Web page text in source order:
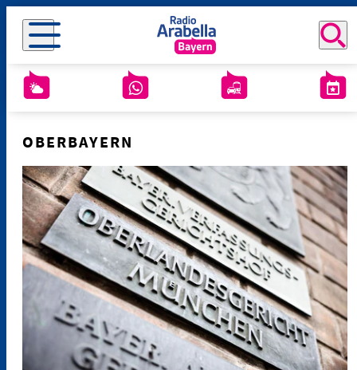
OBERBAYERN